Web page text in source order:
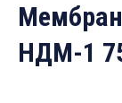
НДМ-1